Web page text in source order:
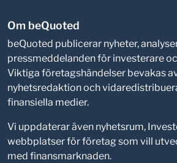
Om beQuoted
beQuoted publicerar nyheter,
pressmeddelanden för investerare
Viktiga företagshändelser bevakas
nyhetsredaktion och
finansiella medier.
Vi uppdaterar även nyhetsrum,
webbplatser för företag som vill
med finansmarknaden.